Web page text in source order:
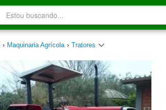
› Maquinaria Agrícola › Tratores